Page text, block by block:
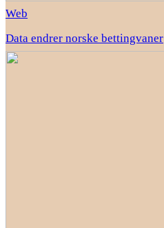
Web
Data endrer norske bettingvaner